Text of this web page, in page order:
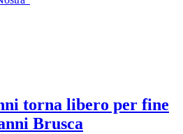
torna libero per fine
Brusca